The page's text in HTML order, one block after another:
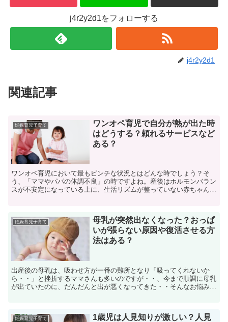
j4r2y2d1をフォローする
j4r2y2d1
関連記事
妊娠育児子育て
ワンオペ育児で自分が熱が出た時
はどうする？頼れるサービスなど
ある？
ワンオペ育児において最もピンチな状況とはどんな時でしょう？そ
う、「ママやパパの体調不良」の時ですよね。産後はホルモンバラン
スが不安定になっている上に、生活リズムが整っていない赤ちゃんの
妊娠育児子育て
母乳が突然出なくなった？おっぱ
いが張らない原因や復活させる方
法はある？
出産後の母乳は、吸わせ方が一番の難所となり「吸ってくれないか
ら・・」と挫折するママさんも多いのですが・・、今まで順調に母乳
が出ていたのに、だんだんと出が悪くなってきた・・そんなお悩みを
妊娠育児子育て
1歳児は人見知りが激しい？人見